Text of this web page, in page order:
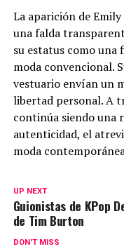
La aparición de
una falda
su estatus como una
moda convencional.
vestuario envían un
libertad personal. A
continúa siendo una
autenticidad, el
moda
UP NEXT
Guionistas de KPop
de Tim Burton
DON'T MISS